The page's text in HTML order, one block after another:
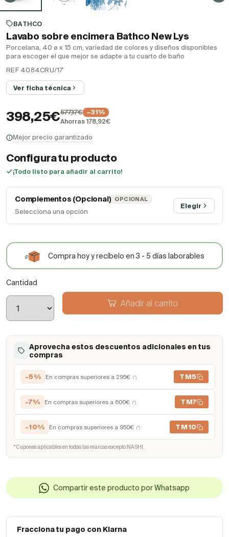
BATHCO
Lavabo sobre encimera Bathco New Lys
Porcelana, 40 ø x 15 cm, variedad de colores y diseños disponibles
para escoger el que mejor se adapte a tu cuarto de baño
REF 4084CRU/17
Ver ficha técnica
398,25€577,17€
−31%
Ahorras 178,92€
Mejor precio garantizado
Configura tu producto
¡Todo listo para añadir al carrito!
Complementos (Opcional) OPCIONAL
Selecciona una opción
Elegir
Compra hoy y recíbelo en 3 - 5 días laborables
Cantidad
Añadir al carrito
Aprovecha estos descuentos adicionales en tus
compras
-5% En compras superiores a 295€ (*) TM5
-7% En compras superiores a 600€ (*) TM7
-10% En compras superiores a 950€ (*) TM10
* Cupones aplicables en todas las marcas excepto NASHI.
Compartir este producto por Whatsapp
Fracciona tu pago con Klarna